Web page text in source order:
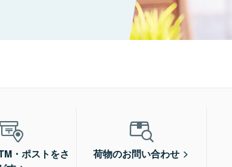
・ポストをさ
荷物のお問い合わせ